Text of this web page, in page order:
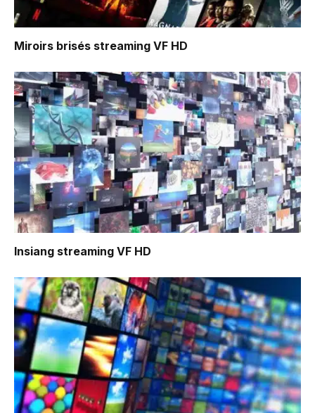
Miroirs brisés streaming VF HD
Insiang streaming VF HD